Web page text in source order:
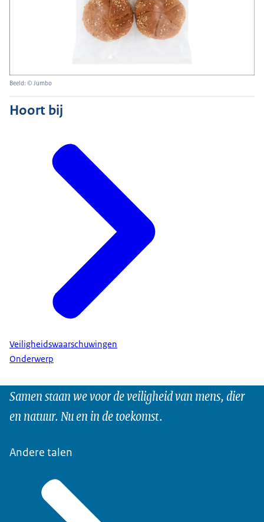
Beeld: © Jumbo
Hoort bij
Veiligheidswaarschuwingen
Onderwerp
Samen staan we voor de veiligheid van mens, dier
en natuur. Nu en in de toekomst.
Andere talen